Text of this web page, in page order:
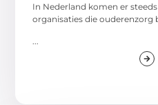
In Nederland komen er
organisaties die ouderenzorg
...